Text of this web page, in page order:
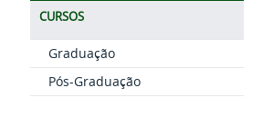
CURSOS
Graduação
Pós-Graduação